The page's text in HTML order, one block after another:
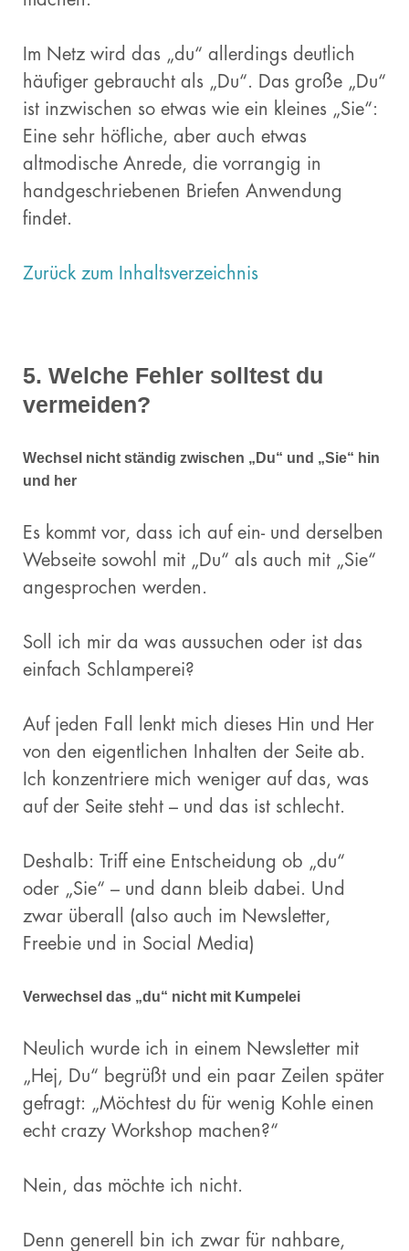
Im Netz wird das „du“ allerdings deutlich
häufiger gebraucht als „Du“. Das große „Du“
ist inzwischen so etwas wie ein kleines „Sie“:
Eine sehr höfliche, aber auch etwas
altmodische Anrede, die vorrangig in
handgeschriebenen Briefen Anwendung
findet.
Zurück zum Inhaltsverzeichnis
5. Welche Fehler solltest du
vermeiden?
Wechsel nicht ständig zwischen „Du“ und „Sie“ hin
und her
Es kommt vor, dass ich auf ein- und derselben
Webseite sowohl mit „Du“ als auch mit „Sie“
angesprochen werden.
Soll ich mir da was aussuchen oder ist das
einfach Schlamperei?
Auf jeden Fall lenkt mich dieses Hin und Her
von den eigentlichen Inhalten der Seite ab.
Ich konzentriere mich weniger auf das, was
auf der Seite steht – und das ist schlecht.
Deshalb: Triff eine Entscheidung ob „du“
oder „Sie“ – und dann bleib dabei. Und
zwar überall (also auch im Newsletter,
Freebie und in Social Media)
Verwechsel das „du“ nicht mit Kumpelei
Neulich wurde ich in einem Newsletter mit
„Hej, Du“ begrüßt und ein paar Zeilen später
gefragt: „Möchtest du für wenig Kohle einen
echt crazy Workshop machen?“
Nein, das möchte ich nicht.
Denn generell bin ich zwar für nahbare,